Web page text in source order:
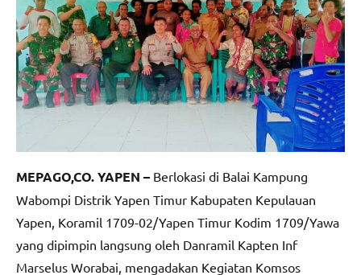
MEPAGO,CO. YAPEN – Berlokasi di Balai Kampung
Wabompi Distrik Yapen Timur Kabupaten Kepulauan
Yapen, Koramil 1709-02/Yapen Timur Kodim 1709/Yawa
yang dipimpin langsung oleh Danramil Kapten Inf
Marselus Worabai, mengadakan Kegiatan Komsos